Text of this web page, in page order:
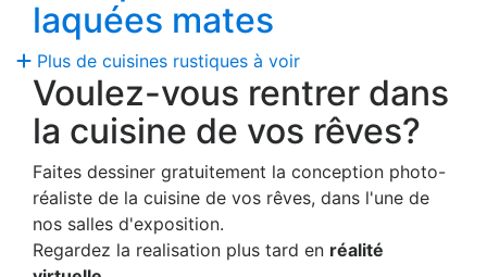
laquées mates
Plus de cuisines rustiques à voir
Voulez-vous rentrer dans
la cuisine de vos rêves?
Faites dessiner gratuitement la conception photo-
réaliste de la cuisine de vos rêves, dans l'une de
nos salles d'exposition.
Regardez la realisation plus tard en réalité